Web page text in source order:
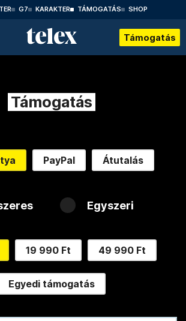
G7 KARAKTER TÁMOGATÁS SHOP
Támogatás
Támogatás
PayPal Átutalás
Egyszeri
19 990 Ft 49 990 Ft
Egyedi támogatás